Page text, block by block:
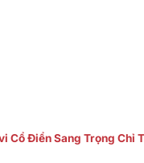
Cổ Điển Sang Trọng Chỉ